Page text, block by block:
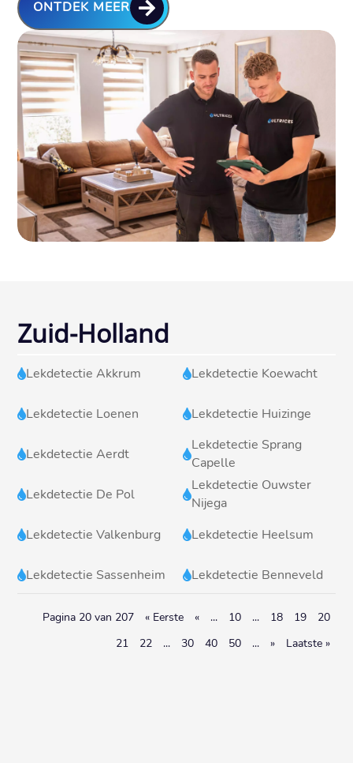

ONTDEK MEER
Zuid-Holland
Lekdetectie Akkrum Lekdetectie Koewacht
Lekdetectie Loenen Lekdetectie Huizinge
Lekdetectie Aerdt 
Lekdetectie Sprang
Capelle
Lekdetectie De Pol 
Lekdetectie Ouwster
Nijega
Lekdetectie Valkenburg Lekdetectie Heelsum
Lekdetectie Sassenheim Lekdetectie Benneveld
Pagina 20 van 207 « Eerste « ... 10 ... 18 19
20
21
22 ... 30 40 50 ... » Laatste »